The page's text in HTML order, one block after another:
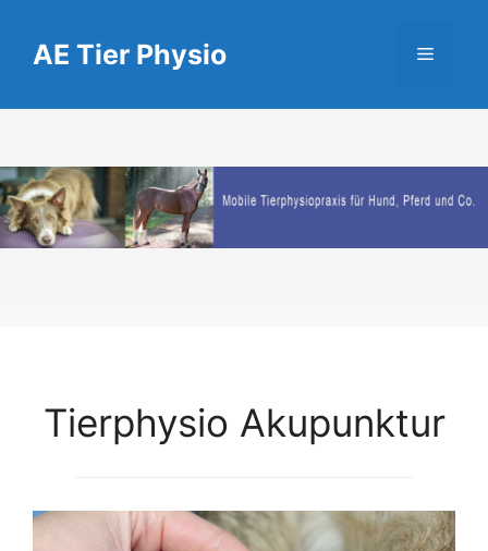
Inhalt
springenAE Tier Physio Menü
Tierphysio Akupunktur